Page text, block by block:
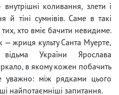
коливання, злети і
й тіні сумнівів. Саме в такі
хто вміє бачити невидиме.
жриця культу Санта Муерте,
України Ярослава
в якому кожен побачить
уважно: між рядками цього
найпотаємніші запитання.